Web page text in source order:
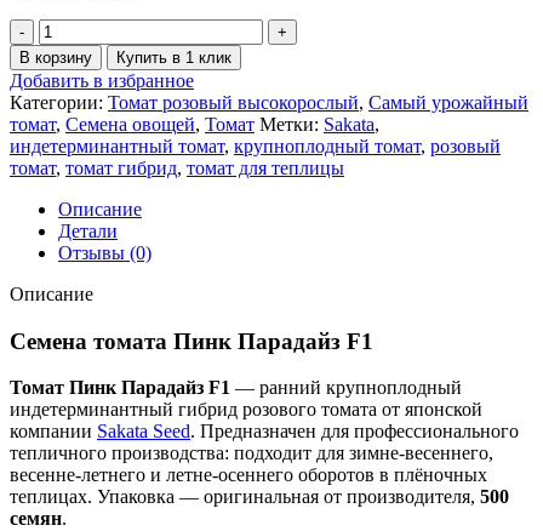
В корзину Купить в 1 клик
Добавить в избранное
Категории: Томат розовый высокорослый, Самый урожайный
томат, Семена овощей, Томат Метки: Sakata,
индетерминантный томат, крупноплодный томат, розовый
томат, томат гибрид, томат для теплицы
Описание
Детали
Отзывы (0)
Описание
Семена томата Пинк Парадайз F1
Томат Пинк Парадайз F1 — ранний крупноплодный
индетерминантный гибрид розового томата от японской
компании Sakata Seed. Предназначен для профессионального
тепличного производства: подходит для зимне-весеннего,
весенне-летнего и летне-осеннего оборотов в плёночных
теплицах. Упаковка — оригинальная от производителя, 500
семян.